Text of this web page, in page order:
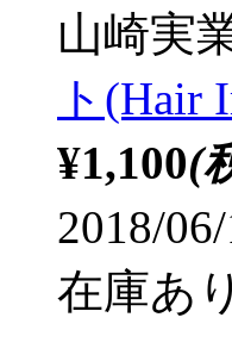
山崎実
ト(Hair
¥1,100(
2018/
在庫あり